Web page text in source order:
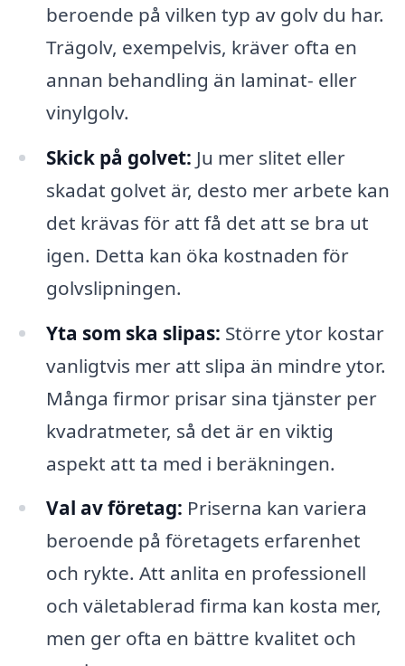
beroende på vilken typ av golv du har.
Trägolv, exempelvis, kräver ofta en
annan behandling än laminat- eller
vinylgolv.
Skick på golvet: Ju mer slitet eller
skadat golvet är, desto mer arbete kan
det krävas för att få det att se bra ut
igen. Detta kan öka kostnaden för
golvslipningen.
Yta som ska slipas: Större ytor kostar
vanligtvis mer att slipa än mindre ytor.
Många firmor prisar sina tjänster per
kvadratmeter, så det är en viktig
aspekt att ta med i beräkningen.
Val av företag: Priserna kan variera
beroende på företagets erfarenhet
och rykte. Att anlita en professionell
och väletablerad firma kan kosta mer,
men ger ofta en bättre kvalitet och